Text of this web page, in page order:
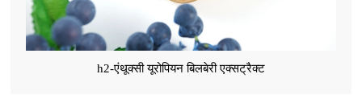
h2-एंथूक्सी यूरोपियन बिलबेरी एक्सट्रैक्ट